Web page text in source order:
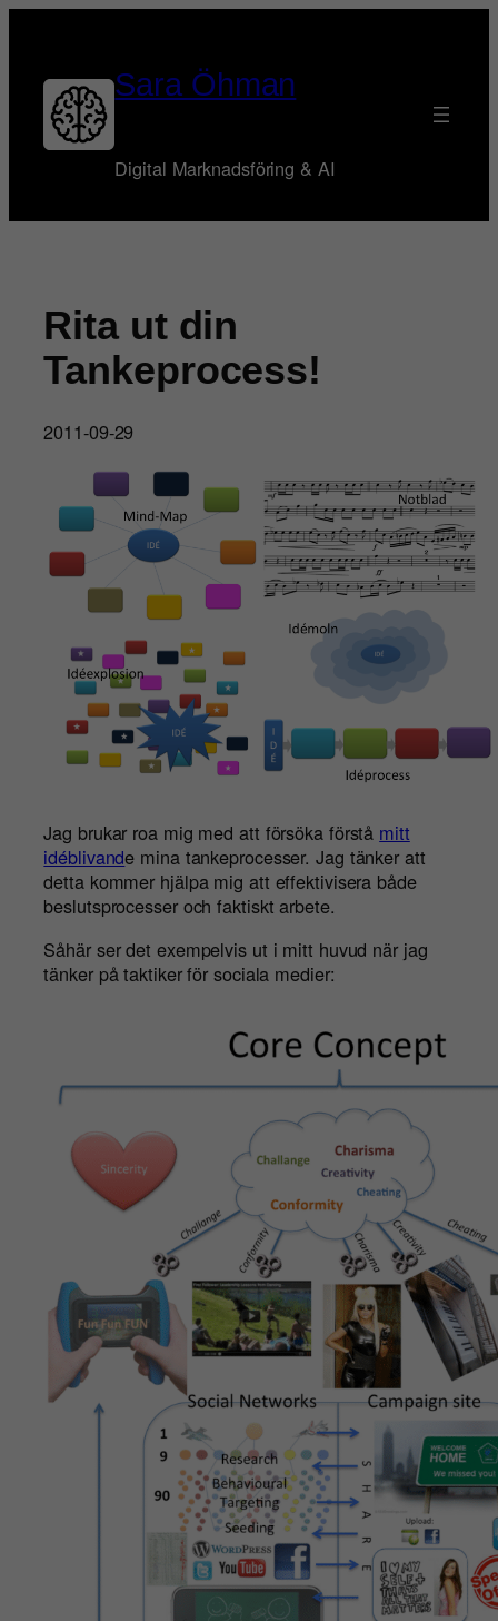
Sara Öhman
Digital Marknadsföring & AI
Rita ut din
Tankeprocess!
2011-09-29
Jag brukar roa mig med att försöka förstå mitt
idéblivande mina tankeprocesser. Jag tänker att
detta kommer hjälpa mig att effektivisera både
beslutsprocesser och faktiskt arbete.
Såhär ser det exempelvis ut i mitt huvud när jag
tänker på taktiker för sociala medier: